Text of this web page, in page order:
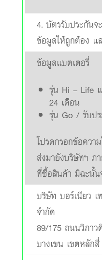
4. บัตรรับประกันจ
ข้อมูลให้ถูกต้อง แ
ข้อมูลแบตเตอรี่
รุ่น Hi – Life
24 เดือน
รุ่น Go / รับป
โปรดกรอกข้อควา
ส่งมายังบริษัทฯ ภ
ที่ซื้อสินค้า มิฉะนั้น
บริษัท บอร์เนียว
จำกัด
89/175 ถนนวิภา
บางเขน เขตหลัก